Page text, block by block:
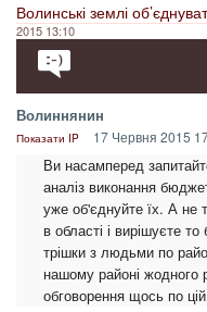
Волинські землі
2015 13:10
Волиннянин
Показати IP 17 Червня 2015
Ви насамперед
аналіз виконання
уже об'єднуйте їх. А не
в області і вирішуєте
трішки з людьми по
нашому районі жодного
обговорення щось по